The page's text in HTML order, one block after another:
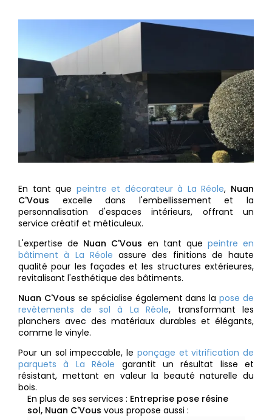
En tant que peintre et décorateur à La Réole, Nuan
C'Vous excelle dans l'embellissement et la
personnalisation d'espaces intérieurs, offrant un
service créatif et méticuleux.
L'expertise de Nuan C'Vous en tant que peintre en
bâtiment à La Réole assure des finitions de haute
qualité pour les façades et les structures extérieures,
revitalisant l'esthétique des bâtiments.
Nuan C'Vous se spécialise également dans lapose de
revêtements de sol à La Réole, transformant les
planchers avec des matériaux durables et élégants,
comme le vinyle.
Pour un sol impeccable, le ponçage et vitrification de
parquets à La Réole garantit un résultat lisse et
résistant, mettant en valeur la beauté naturelle du
bois.
En plus de ses services : Entreprise pose résine
sol, Nuan C'Vous vous propose aussi :